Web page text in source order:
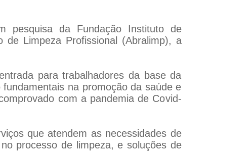
pesquisa da Fundação Instituto de
de Limpeza Profissional (Abralimp), a
para trabalhadores da base da
na promoção da saúde e
com a pandemia de Covid-
que atendem as necessidades de
processo de limpeza, e soluções de